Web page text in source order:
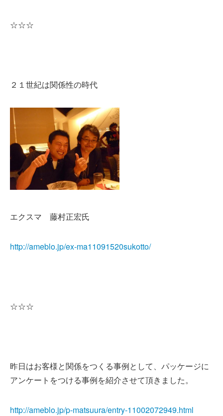
☆☆☆
２１世紀は関係性の時代
エクスマ 藤村正宏氏
http://ameblo.jp/ex-ma11091520sukotto/
☆☆☆
昨日はお客様と関係をつくる事例として、パッケージに
アンケートをつける事例を紹介させて頂きました。
http://ameblo.jp/p-matsuura/entry-11002072949.html